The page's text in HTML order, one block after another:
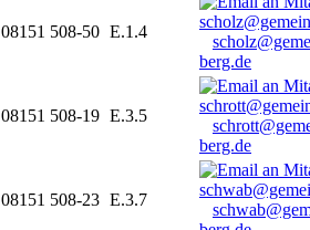
08151 508-50 E.1.4
berg.de
08151 508-19 E.3.5
berg.de
08151 508-23 E.3.7